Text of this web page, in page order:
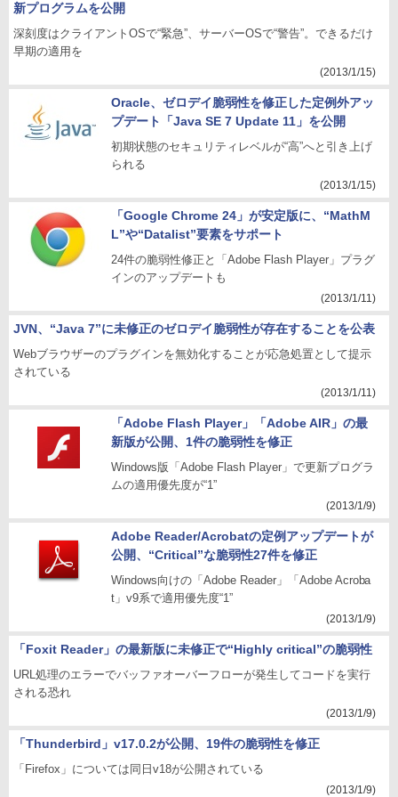
新プログラムを公開
深刻度はクライアントOSで“緊急”、サーバーOSで“警告”。できるだけ
早期の適用を
(2013/1/15)
Oracle、ゼロデイ脆弱性を修正した定例外アッ
プデート「Java SE 7 Update 11」を公開
初期状態のセキュリティレベルが“高”へと引き上げ
られる
(2013/1/15)
「Google Chrome 24」が安定版に、“MathM
L”や“Datalist”要素をサポート
24件の脆弱性修正と「Adobe Flash Player」プラグ
インのアップデートも
(2013/1/11)
JVN、“Java 7”に未修正のゼロデイ脆弱性が存在することを公表
Webブラウザーのプラグインを無効化することが応急処置として提示
されている
(2013/1/11)
「Adobe Flash Player」「Adobe AIR」の最
新版が公開、1件の脆弱性を修正
Windows版「Adobe Flash Player」で更新プログラ
ムの適用優先度が“1”
(2013/1/9)
Adobe Reader/Acrobatの定例アップデートが
公開、“Critical”な脆弱性27件を修正
Windows向けの「Adobe Reader」「Adobe Acroba
t」v9系で適用優先度“1”
(2013/1/9)
「Foxit Reader」の最新版に未修正で“Highly critical”の脆弱性
URL処理のエラーでバッファオーバーフローが発生してコードを実行
される恐れ
(2013/1/9)
「Thunderbird」v17.0.2が公開、19件の脆弱性を修正
「Firefox」については同日v18が公開されている
(2013/1/9)